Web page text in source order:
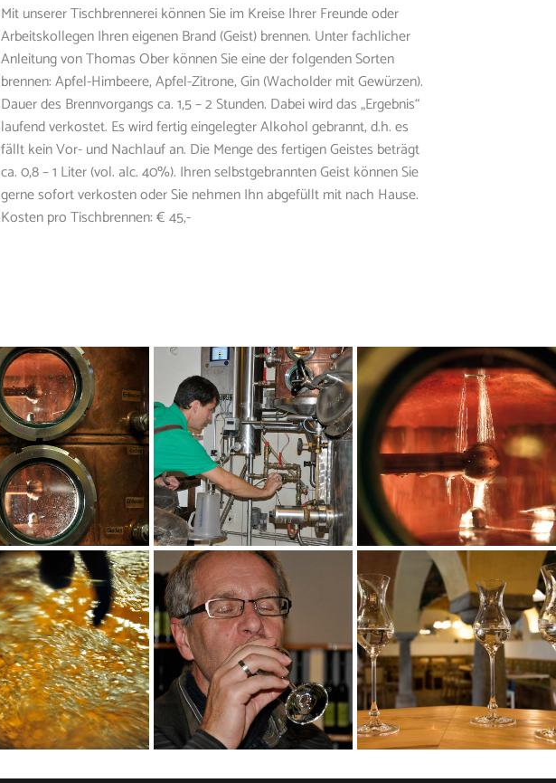
Mit unserer Tischbrennerei können Sie im Kreise Ihrer Freunde oder
Arbeitskollegen Ihren eigenen Brand (Geist) brennen. Unter fachlicher
Anleitung von Thomas Ober können Sie eine der folgenden Sorten
brennen: Apfel-Himbeere, Apfel-Zitrone, Gin (Wacholder mit Gewürzen).
Dauer des Brennvorgangs ca. 1,5 – 2 Stunden. Dabei wird das „Ergebnis“
laufend verkostet. Es wird fertig eingelegter Alkohol gebrannt, d.h. es
fällt kein Vor- und Nachlauf an. Die Menge des fertigen Geistes beträgt
ca. 0,8 – 1 Liter (vol. alc. 40%). Ihren selbstgebrannten Geist können Sie
gerne sofort verkosten oder Sie nehmen Ihn abgefüllt mit nach Hause.
Kosten pro Tischbrennen: € 45,-